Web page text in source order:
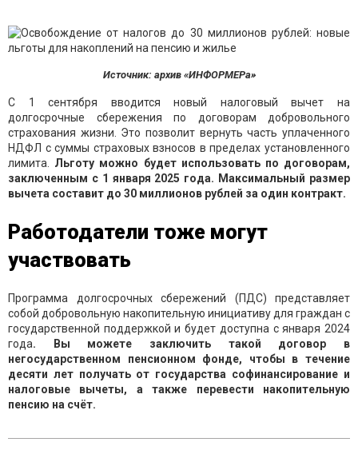
Источник: архив «ИНФОРМЕРа»
С 1 сентября вводится новый налоговый вычет на
долгосрочные сбережения по договорам добровольного
страхования жизни. Это позволит вернуть часть уплаченного
НДФЛ с суммы страховых взносов в пределах установленного
лимита.
Льготу можно будет использовать по договорам,
заключенным с 1 января 2025 года. Максимальный размер
вычета составит до 30 миллионов рублей за один контракт.
Работодатели тоже могут
участвовать
Программа долгосрочных сбережений (ПДС) представляет
собой добровольную накопительную инициативу для граждан с
государственной поддержкой и будет доступна с января 2024
года. Вы можете заключить такой договор в
негосударственном пенсионном фонде, чтобы в течение
десяти лет получать от государства софинансирование и
налоговые вычеты, а также перевести накопительную
пенсию на счёт.